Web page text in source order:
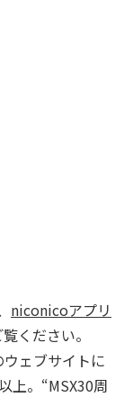
niconicoアプリ
ください。
ェブサイトに
上。“MSX30周